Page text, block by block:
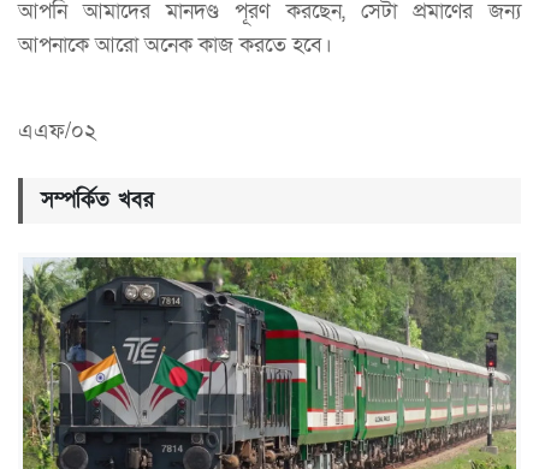
আপনি আমাদের মানদণ্ড পূরণ করছেন, সেটা প্রমাণের জন্য
আপনাকে আরো অনেক কাজ করতে হবে।
এএফ/০২
সম্পর্কিত খবর